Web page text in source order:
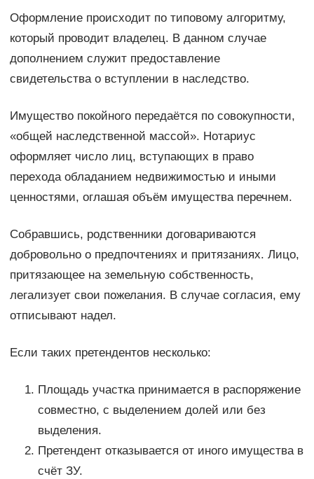
Оформление происходит по типовому алгоритму,
который проводит владелец. В данном случае
дополнением служит предоставление
свидетельства о вступлении в наследство.
Имущество покойного передаётся по совокупности,
«общей наследственной массой». Нотариус
оформляет число лиц, вступающих в право
перехода обладанием недвижимостью и иными
ценностями, оглашая объём имущества перечнем.
Собравшись, родственники договариваются
добровольно о предпочтениях и притязаниях. Лицо,
притязающее на земельную собственность,
легализует свои пожелания. В случае согласия, ему
отписывают надел.
Если таких претендентов несколько:
Площадь участка принимается в распоряжение
совместно, с выделением долей или без
выделения.
Претендент отказывается от иного имущества в
счёт ЗУ.